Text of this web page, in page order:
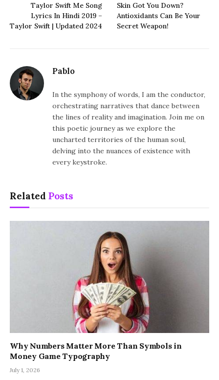
Taylor Swift Me Song
Lyrics In Hindi 2019 –
Taylor Swift | Updated 2024
Skin Got You Down?
Antioxidants Can Be Your
Secret Weapon!
Pablo
In the symphony of words, I am the conductor,
orchestrating narratives that dance between
the lines of reality and imagination. Join me on
this poetic journey as we explore the
uncharted territories of the human soul,
delving into the nuances of existence with
every keystroke.
Related Posts
Why Numbers Matter More Than Symbols in
Money Game Typography
July 1, 2026